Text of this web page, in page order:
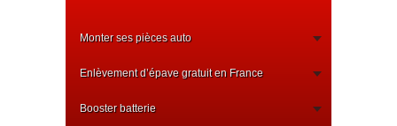
Monter ses pièces auto
Enlèvement d’épave gratuit en France
Booster batterie